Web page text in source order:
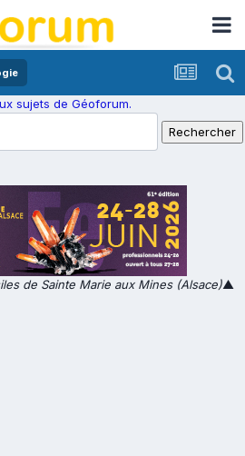
sujets de Géoforum.
de Sainte Marie aux Mines (Alsace)▲